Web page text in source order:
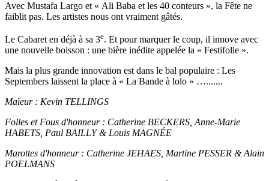
Avec Mustafa Largo et « Ali Baba et les 40 conteurs », la Fête ne
faiblit pas. Les artistes nous ont vraiment gâtés.
Le Cabaret en déjà à sa 3e. Et pour marquer le coup, il innove avec
une nouvelle boisson : une bière inédite appelée la « Festifolle ».
Mais la plus grande innovation est dans le bal populaire : Les
Septembers laissent la place à « La Bande à lolo » ….......
Maïeur : Kevin TELLINGS
Folles et Fous d'honneur : Catherine BECKERS, Anne-Marie
HABETS, Paul BAILLY & Louis MAGNÉE
Marottes d'honneur : Catherine JEHAES, Martine PESSER & Alain
POELMANS